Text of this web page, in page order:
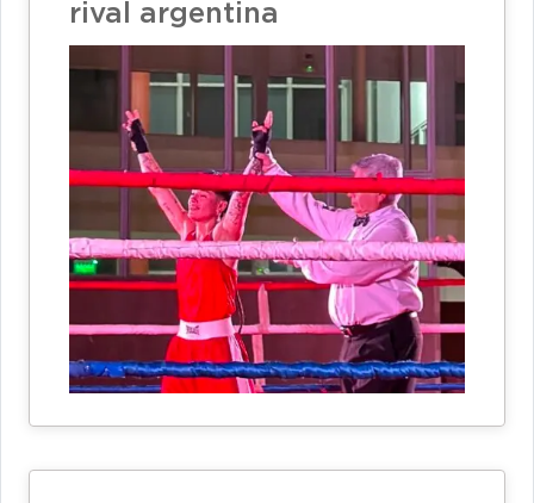
rival argentina